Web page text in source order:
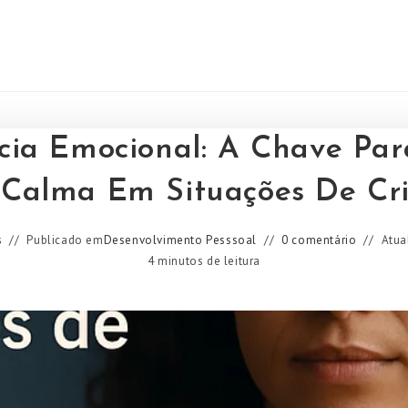
Emocional: A Chave
Em Situações De
Publicado emDesenvolvimento Pesssoal 0 comentário
4 minutos de leitura